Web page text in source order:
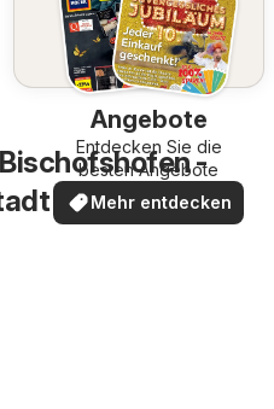
Angebote
Entdecken Sie die
besten Angebote
Mehr entdecken
-
und in der